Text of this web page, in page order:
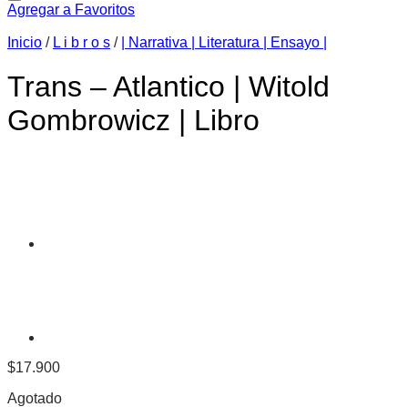
Agregar a Favoritos
Inicio / L i b r o s / | Narrativa | Literatura | Ensayo |
Trans – Atlantico | Witold
Gombrowicz | Libro
$17.900
Agotado